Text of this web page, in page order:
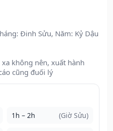
Đinh Sửu, Năm: Kỷ Dậu
không nên, xuất hành
cũng đuối lý
1h – 2h (Giờ Sửu)